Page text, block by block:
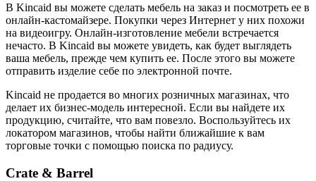
В Kincaid вы можете сделать мебель на заказ и посмотреть ее в
онлайн-кастомайзере. Покупки через Интернет у них похожи
на видеоигру. Онлайн-изготовление мебели встречается
нечасто. В Kincaid вы можете увидеть, как будет выглядеть
ваша мебель, прежде чем купить ее. После этого вы можете
отправить изделие себе по электронной почте.
Kincaid не продается во многих розничных магазинах, что
делает их бизнес-модель интересной. Если вы найдете их
продукцию, считайте, что вам повезло. Воспользуйтесь их
локатором магазинов, чтобы найти ближайшие к вам
торговые точки с помощью поиска по радиусу.
Crate & Barrel